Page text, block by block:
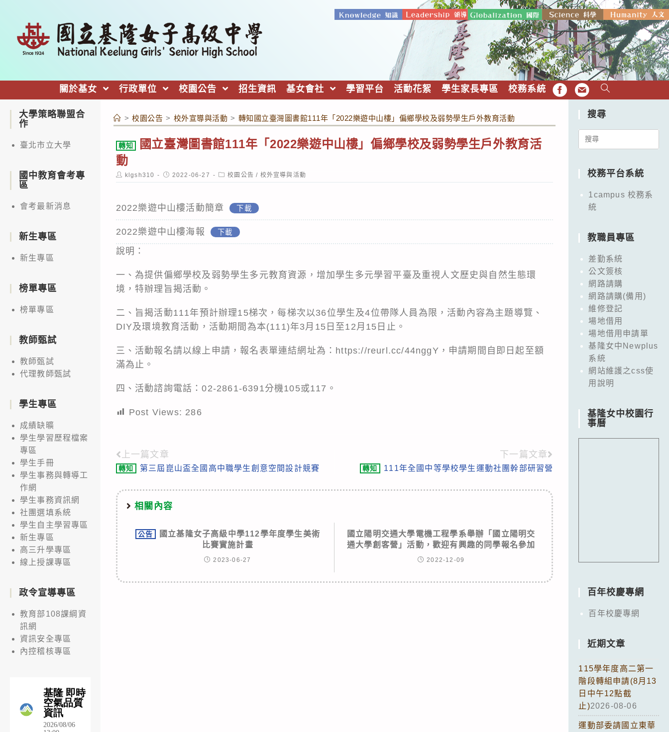
關於基女 行政單位 校園公告 招生資訊 基女會社 學習平台 活動花絮 學生家長專區 校務系統 FB EMAIL
> 校園公告 > 校外宣導與活動 > 轉知國立臺灣圖書館111年「2022樂遊中山樓」偏鄉學校及弱勢學生戶外教育活動
轉知
國立臺灣圖書館111年「2022樂遊中山樓」偏鄉學校及弱勢學生戶外教育活
動
Post
author:
klgsh310
Post
published:
2022-06-27
Post
category:
校園公告 / 校外宣導與活動
2022樂遊中山樓活動簡章 下載
2022樂遊中山樓海報 下載
說明：
一、為提供偏鄉學校及弱勢學生多元教育資源，增加學生多元學習平臺及重視人文歷史與自然生態環
境，特辦理旨揭活動。
二、旨揭活動111年預計辦理15梯次，每梯次以36位學生及4位帶隊人員為限，活動內容為主題導覽、
DIY及環境教育活動，活動期間為本(111)年3月15日至12月15日止。
三、活動報名請以線上申請，報名表單連結網址為：https://reurl.cc/44nggY，申請期間自即日起至額
滿為止。
四、活動諮詢電話：02-2861-6391分機105或117。
Post Views: 286
Read
more
articles
上一篇文章
轉知 第三屆崑山盃全國高中職學生創意空間設計競賽
下一篇文章
轉知 111年全國中等學校學生運動社團幹部研習營
相關內容
公告
國立基隆女子高級中學112學年度學生美術
比賽實施計畫
2023-06-27
國立陽明交通大學電機工程學系舉辦「國立陽明交
通大學創客營」活動，歡迎有興趣的同學報名參加
2022-12-09
大學策略聯盟合
作
臺北市立大學
國中教育會考專
區
會考最新消息
新生專區
新生專區
榜單專區
榜單專區
教師甄試
教師甄試
代理教師甄試
學生專區
成績缺曠
學生學習歷程檔案
專區
學生手冊
學生事務與轉導工
作網
學生事務資訊網
社團選填系統
學生自主學習專區
新生專區
高三升學專區
線上授課專區
政令宣導專區
教育部108課綱資
訊網
資訊安全專區
內控稽核專區
搜尋
Search
校務平台系統
1campus 校務系
統
教職員專區
差勤系統
公文簽核
網路請購
網路請購(備用)
維修登記
場地借用
場地借用申請單
基隆女中Newplus
系統
網站維護之css使
用說明
基隆女中校園行
事曆
百年校慶專網
百年校慶專網
近期文章
115學年度高二第一
階段轉組申請(8月13
日中午12點截
止)2026-08-06
運動部委請國立東華